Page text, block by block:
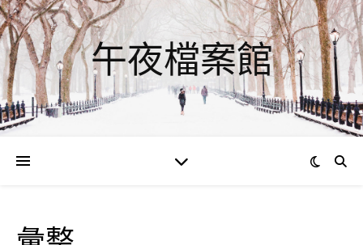
午夜檔案館